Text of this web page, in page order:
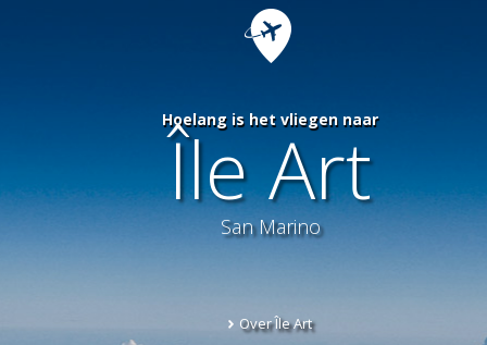
Hoelang is het vliegen naar
Île Art
San Marino
Over Île Art